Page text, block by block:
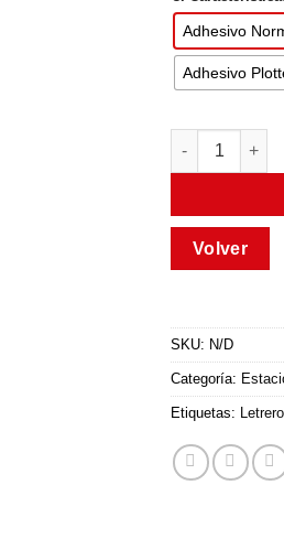
Adhesivo
Adhesivo
SKU: N/D
Categoría:
Etiquetas: